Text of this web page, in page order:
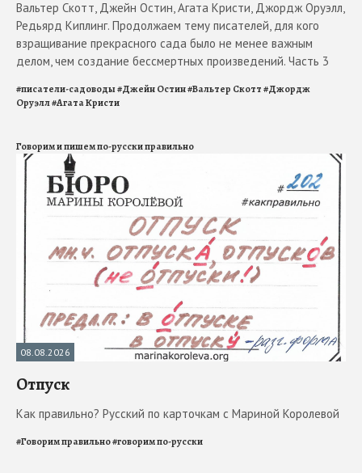
Вальтер Скотт, Джейн Остин, Агата Кристи, Джордж Оруэлл,
Редьярд Киплинг. Продолжаем тему писателей, для кого
взращивание прекрасного сада было не менее важным
делом, чем создание бессмертных произведений. Часть 3
#писатели-садоводы#Джейн Остин#Вальтер Скотт#Джордж
Оруэлл#Агата Кристи
Говорим и пишем по-русски правильно
08.08.2026
Отпуск
Как правильно? Русский по карточкам с Мариной Королевой
#Говорим правильно#говорим по-русски